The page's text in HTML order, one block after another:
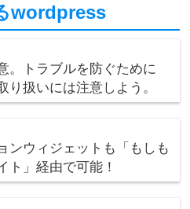
wordpress
。トラブルを防ぐために
り扱いには注意しよう。
ンウィジェットも「もしも
ト」経由で可能！